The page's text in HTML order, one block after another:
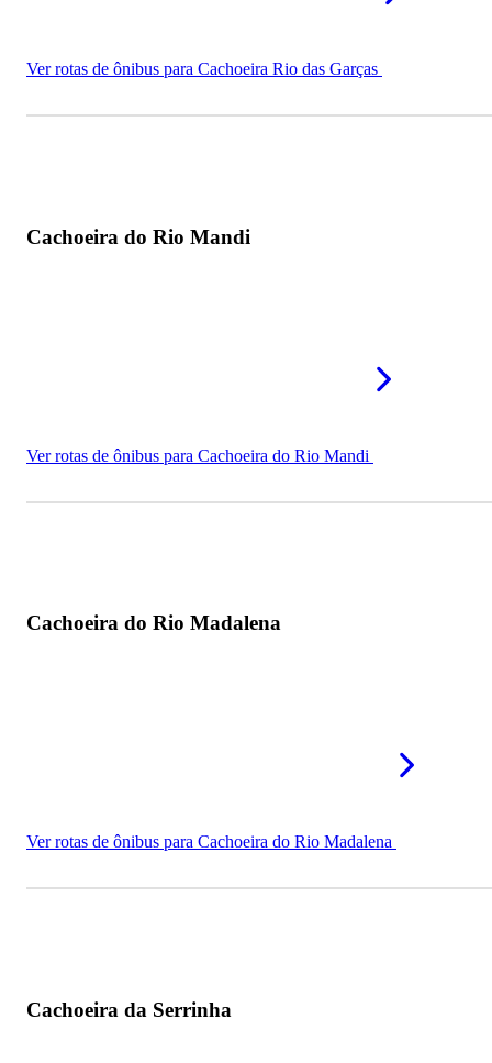
Ver rotas de ônibus para Cachoeira Rio das Garças
Cachoeira do Rio Mandi
Ver rotas de ônibus para Cachoeira do Rio Mandi
Cachoeira do Rio Madalena
Ver rotas de ônibus para Cachoeira do Rio Madalena
Cachoeira da Serrinha